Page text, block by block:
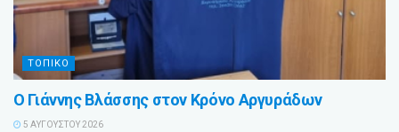
ΤΟΠΙΚΟ
Ο Γιάννης Βλάσσης στον Κρόνο Αργυράδων
5 ΑΥΓΟΎΣΤΟΥ 2026